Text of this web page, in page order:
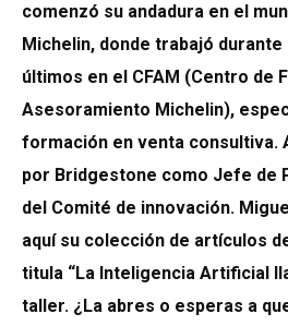
comenzó su andadura en el
Michelin, donde trabajó
últimos en el CFAM (Centro de
Asesoramiento Michelin),
formación en venta consultiva.
por Bridgestone como Jefe de
del Comité de innovación.
aquí su colección de artículos
titula “La Inteligencia Artificial
taller. ¿La abres o esperas a